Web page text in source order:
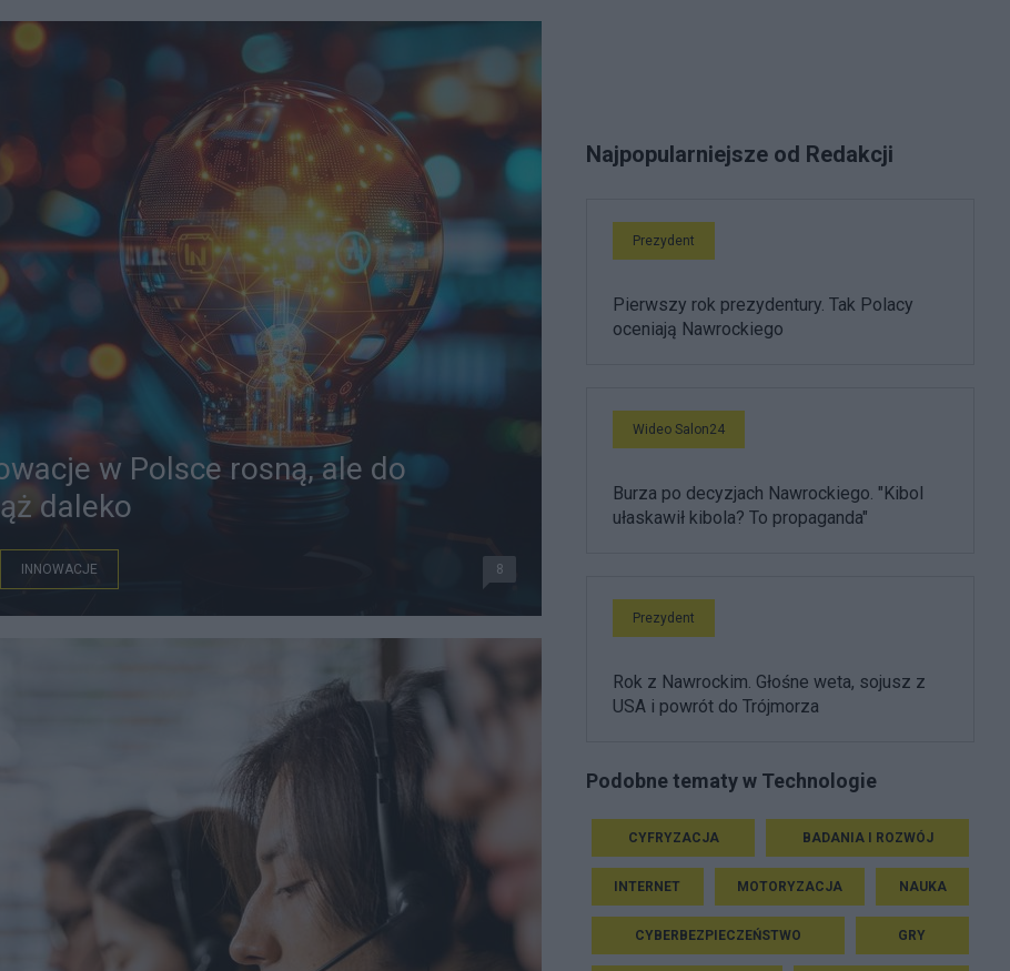
w Polsce rosną, ale do
daleko
INNOWACJE 8
Najpopularniejsze od Redakcji
Prezydent
Pierwszy rok prezydentury. Tak Polacy
oceniają Nawrockiego
Wideo Salon24
Burza po decyzjach Nawrockiego. "Kibol
ułaskawił kibola? To propaganda"
Prezydent
Rok z Nawrockim. Głośne weta, sojusz z
USA i powrót do Trójmorza
Podobne tematy w Technologie
CYFRYZACJA BADANIA I ROZWÓJ
INTERNET MOTORYZACJA NAUKA
CYBERBEZPIECZEŃSTWO GRY